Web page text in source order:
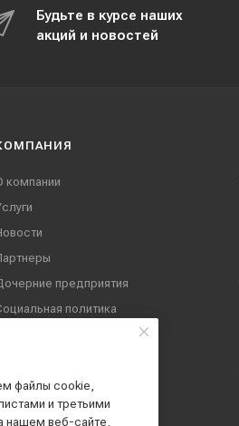
Будьте в курсе наших
акций и новостей
компании
предприятия
политика
Вакансии
файлы cookie,
и третьими
нашем веб-сайте,